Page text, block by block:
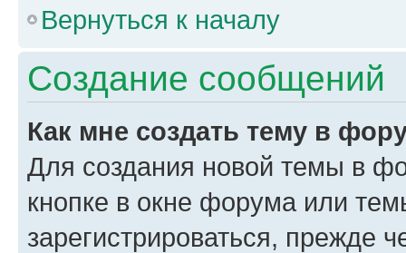
Вернуться к началу
Создание сообщений
Как мне создать тему в
Для создания новой темы в
кнопке в окне форума или
зарегистрироваться, прежде